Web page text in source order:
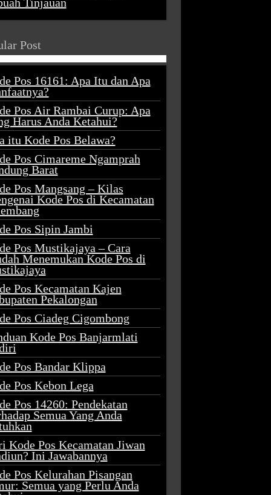
Post
Pos 16161: Apa Itu dan Apa
Pos Air Rambai Curup: Apa
Harus Anda Ketahui?
itu Kode Pos Belawa?
Pos Cimareme Ngamprah
Barat
Pos Mangsang – Kilas
Kode Pos di Kecamatan
Pos Sipin Jambi
Pos Mustikajaya – Cara
Menemukan Kode Pos di
Pos Kecamatan Kajen
Pekalongan
Pos Ciadeg Cigombong
Kode Pos Banjarmlati
Pos Bandar Klippa
Pos Kebon Lega
Pos 14260: Pendekatan
Semua Yang Anda
Kode Pos Kecamatan Jiwan
Ini Jawabannya
Pos Kelurahan Pisangan
Semua yang Perlu Anda